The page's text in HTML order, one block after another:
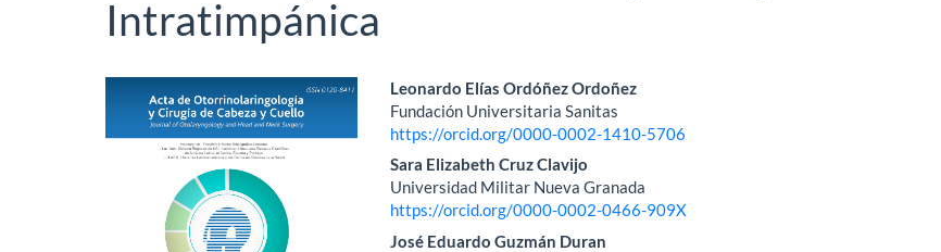
Intratimpánica
Barra
lateral
artículo
Contenido
principal
del
artículo
Leonardo Elías Ordóñez Ordoñez
Fundación Universitaria Sanitas
https://orcid.org/0000-0002-1410-5706
Sara Elizabeth Cruz Clavijo
Universidad Militar Nueva Granada
https://orcid.org/0000-0002-0466-909X
José Eduardo Guzmán Duran